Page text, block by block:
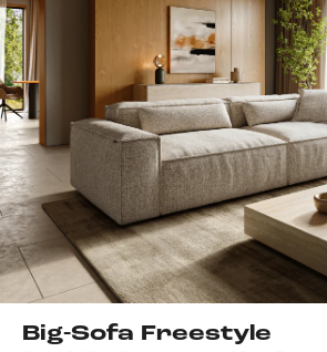
Big-Sofa Freestyle